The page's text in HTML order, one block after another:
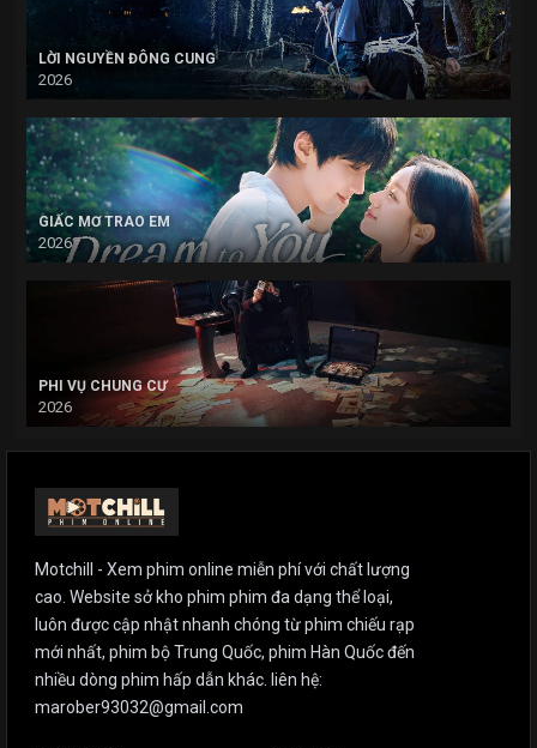
LỜI NGUYỀN ĐÔNG CUNG
2026
GIẤC MƠ TRAO EM
2026
PHI VỤ CHUNG CƯ
2026
Motchill - Xem phim online miễn phí với chất lượng
cao. Website sở kho phim phim đa dạng thể loại,
luôn được cập nhật nhanh chóng từ phim chiếu rạp
mới nhất, phim bộ Trung Quốc, phim Hàn Quốc đến
nhiều dòng phim hấp dẫn khác. liên hệ:
marober93032@gmail.com